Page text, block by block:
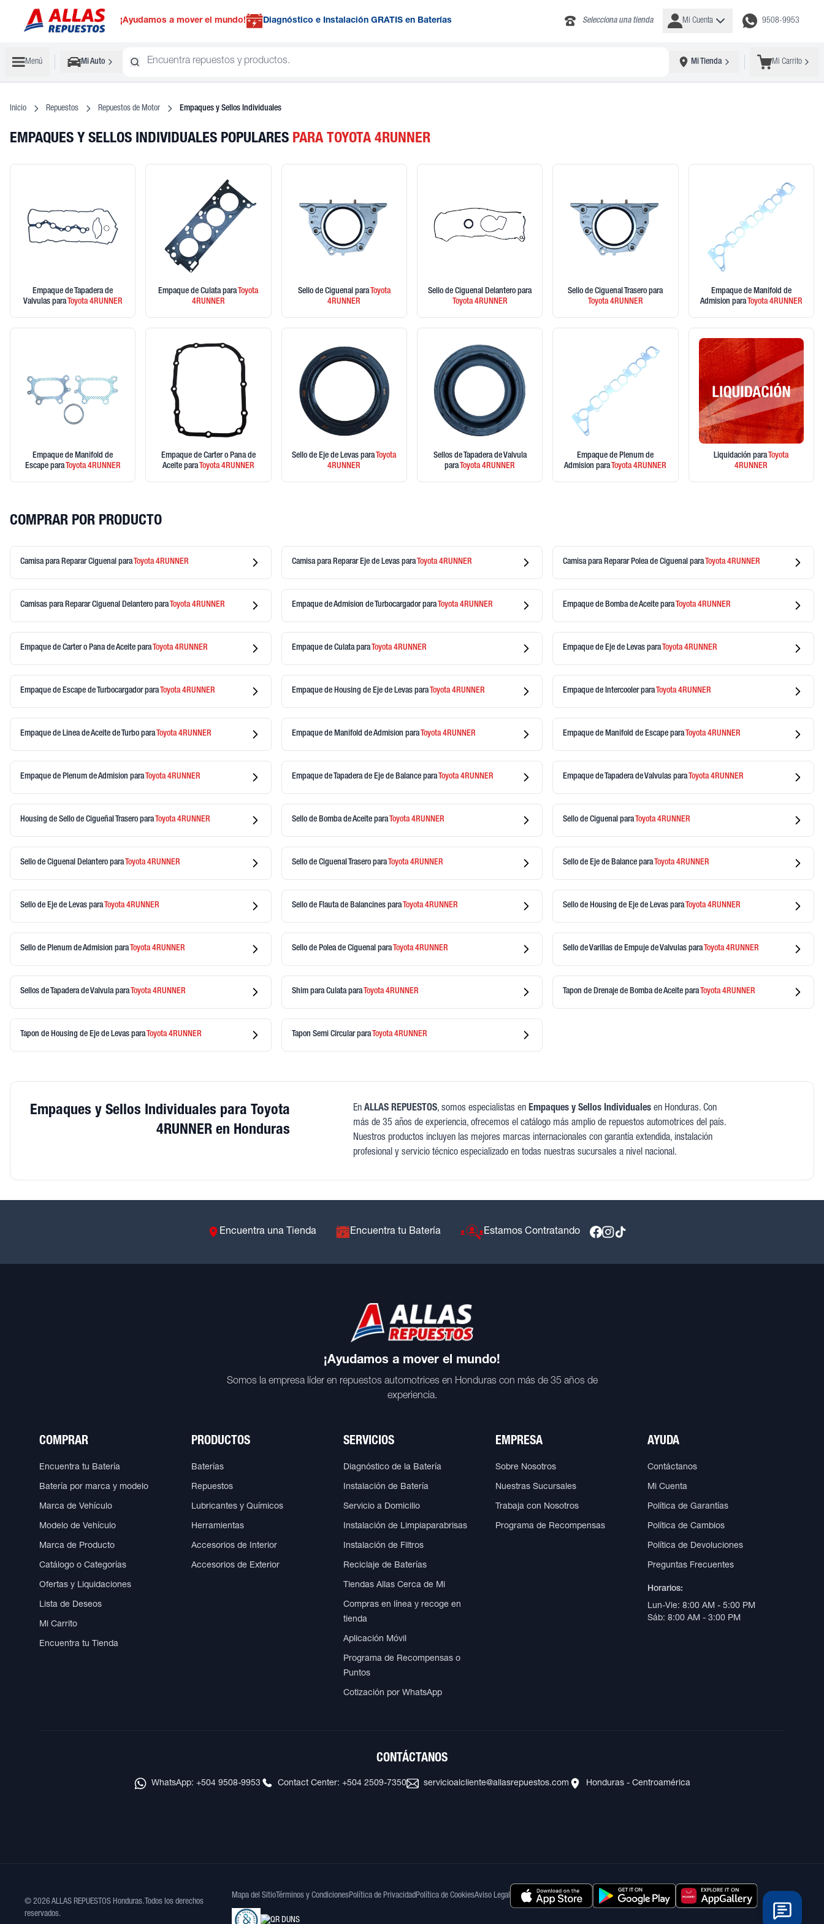
¡Ayudamos a mover el mundo! Diagnóstico e Instalación GRATIS en Baterías Selecciona una tienda Mi Cuenta 9508-9953
Menú Mi Auto Mi Tienda Mi Carrito
Inicio Repuestos Repuestos de Motor Empaques y Sellos Individuales
EMPAQUES Y SELLOS INDIVIDUALES POPULARES PARA TOYOTA 4RUNNER
Empaque de Tapadera de
Valvulas para Toyota4RUNNER
Empaque de Culata para Toyota
4RUNNER
Sello de Ciguenal para Toyota
4RUNNER
Sello de Ciguenal Delantero para
Toyota4RUNNER
Sello de Ciguenal Trasero para
Toyota4RUNNER
Empaque de Manifold de
Admision para Toyota4RUNNER
Empaque de Manifold de
Escape paraToyota4RUNNER
Empaque de Carter o Pana de
Aceite paraToyota4RUNNER
Sello de Eje de LevasparaToyota
4RUNNER
Sellos de Tapadera de Valvula
paraToyota4RUNNER
Empaque de Plenum de
AdmisionparaToyota4RUNNER
LiquidaciónparaToyota
4RUNNER
COMPRAR POR PRODUCTO
Camisa para Reparar Ciguenal para Toyota4RUNNER Camisa para Reparar Eje de Levas para Toyota4RUNNER Camisa para Reparar Polea de Ciguenal para Toyota4RUNNER
Camisas para Reparar Ciguenal Delantero para Toyota4RUNNER Empaque de Admision de Turbocargador para Toyota4RUNNER Empaque de Bomba de Aceite para Toyota4RUNNER
Empaque de Carter o Pana de Aceite para Toyota4RUNNER Empaque de Culata para Toyota4RUNNER Empaque de Eje de Levas para Toyota4RUNNER
Empaque de Escape de Turbocargador para Toyota4RUNNER Empaque de Housing de Eje de Levas para Toyota4RUNNER Empaque de Intercooler para Toyota4RUNNER
Empaque de Linea de Aceite de Turbo para Toyota4RUNNER Empaque de Manifold de Admision para Toyota4RUNNER Empaque de Manifold de Escape para Toyota4RUNNER
Empaque de Plenum de Admision para Toyota4RUNNER Empaque de Tapadera de Eje de Balance para Toyota4RUNNER Empaque de Tapadera de Valvulas para Toyota4RUNNER
Housing de Sello de Cigueñal Trasero para Toyota4RUNNER Sello de Bomba de Aceite para Toyota4RUNNER Sello de Ciguenal para Toyota4RUNNER
Sello de Ciguenal Delantero para Toyota4RUNNER Sello de Ciguenal Trasero para Toyota4RUNNER Sello de Eje de Balance para Toyota4RUNNER
Sello de Eje de Levas para Toyota4RUNNER Sello de Flauta de Balancines para Toyota4RUNNER Sello de Housing de Eje de Levas para Toyota4RUNNER
Sello de Plenum de Admision para Toyota4RUNNER Sello de Polea de Ciguenal para Toyota4RUNNER Sello de Varillas de Empuje de Valvulas para Toyota4RUNNER
Sellos de Tapadera de Valvula para Toyota4RUNNER Shim para Culata para Toyota4RUNNER Tapon de Drenaje de Bomba de Aceite para Toyota4RUNNER
Tapon de Housing de Eje de Levas para Toyota4RUNNER Tapon Semi Circular para Toyota4RUNNER
Empaques y Sellos Individuales para Toyota
4RUNNER en Honduras
EnALLAS REPUESTOS, somos especialistas enEmpaques y Sellos Individuales en Honduras. Con
más de 35 años de experiencia, ofrecemos el catálogo más amplio de repuestos automotrices del país.
Nuestros productos incluyen las mejores marcas internacionales con garantía extendida, instalación
profesional y servicio técnico especializado en todas nuestras sucursales a nivel nacional.
Encuentra una Tienda Encuentra tu Batería Estamos Contratando
¡Ayudamos a mover el mundo!
Somos la empresa líder en repuestos automotrices en Honduras con más de 35 años de
experiencia.
COMPRAR
Encuentra tu Batería
Batería por marca y modelo
Marca de Vehículo
Modelo de Vehículo
Marca de Producto
Catálogo o Categorías
Ofertas y Liquidaciones
Lista de Deseos
Mi Carrito
Encuentra tu Tienda
PRODUCTOS
Baterías
Repuestos
Lubricantes y Químicos
Herramientas
Accesorios de Interior
Accesorios de Exterior
SERVICIOS
Diagnóstico de la Batería
Instalación de Batería
Servicio a Domicilio
Instalación de Limpiaparabrisas
Instalación de Filtros
Reciclaje de Baterías
Tiendas Allas Cerca de Mi
Compras en línea y recoge en
tienda
Aplicación Móvil
Programa de Recompensas o
Puntos
Cotización por WhatsApp
EMPRESA
Sobre Nosotros
Nuestras Sucursales
Trabaja con Nosotros
Programa de Recompensas
AYUDA
Contáctanos
Mi Cuenta
Política de Garantías
Política de Cambios
Política de Devoluciones
Preguntas Frecuentes
Horarios:
Lun-Vie: 8:00 AM - 5:00 PM
Sáb: 8:00 AM - 3:00 PM
CONTÁCTANOS
WhatsApp: +504 9508-9953 Contact Center: +504 2509-7350 servicioalcliente@allasrepuestos.com Honduras - Centroamérica
© 2026 ALLAS REPUESTOS Honduras. Todos los derechos
reservados.
Mapa del Sitio Términos y CondicionesPolítica de Privacidad Política de CookiesAviso Legal